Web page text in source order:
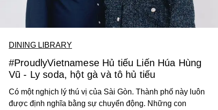
DINING LIBRARY
#ProudlyVietnamese Hủ tiếu Liến Húa Hùng
Vũ - Ly soda, hột gà và tô hủ tiếu
Có một nghịch lý thú vị của Sài Gòn. Thành phố này luôn
được định nghĩa bằng sự chuyển động. Những con